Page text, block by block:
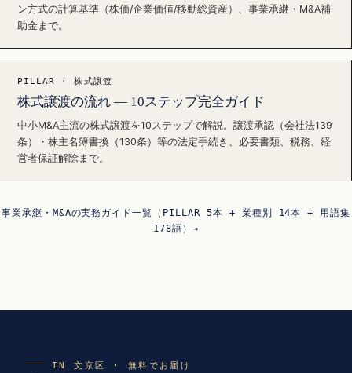
ン方式の計算基準（株価/企業価値/移動総資産）、事業承継・M&A補
助金まで。
PILLAR · 株式譲渡
株式譲渡の流れ — 10ステップ完全ガイド
中小M&A主流の株式譲渡を10ステップで解説。譲渡承認（会社法139
条）・株主名簿書換（130条）等の法定手続き、必要書類、税務、経
営者保証解除まで。
事業承継・M&Aの実務ガイド一覧（PILLAR 5本 + 業種別 14本 + 用語集
178語）→
IN 文京区 · 無料でお届け